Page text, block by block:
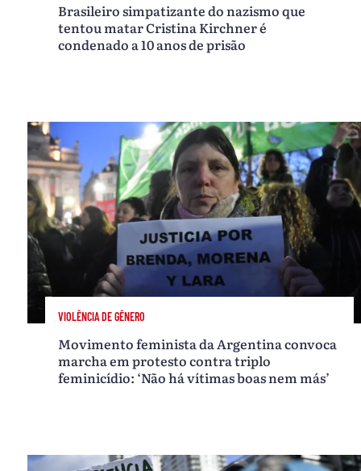
Brasileiro simpatizante do nazismo que
tentou matar Cristina Kirchner é
condenado a 10 anos de prisão
VIOLÊNCIA DE GÊNERO
Movimento feminista da Argentina convoca
marcha em protesto contra triplo
feminicídio: ‘Não há vítimas boas nem más’